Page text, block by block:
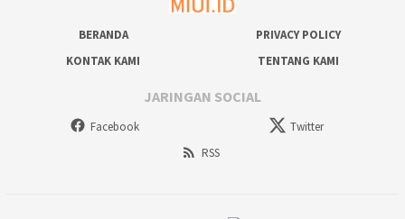
BERANDA
PRIVACY POLICY
KONTAK KAMI
TENTANG KAMI
JARINGAN SOCIAL
Facebook
Twitter
RSS